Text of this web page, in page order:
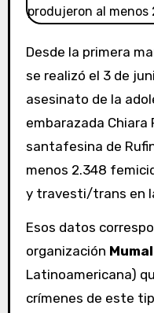
Desde la primera marcha de Ni Una Menos que
se realizó el 3 de
asesinato de la
embarazada Chiara
santafesina de
menos 2.348
y travesti/trans en
Esos datos
organización
Latinoamericana)
crímenes de este